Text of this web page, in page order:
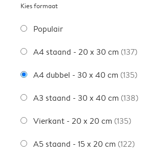
Kies formaat
Populair
A4 staand - 20 x 30 cm (137)
A4 dubbel - 30 x 40 cm (135)
A3 staand - 30 x 40 cm (138)
Vierkant - 20 x 20 cm (135)
A5 staand - 15 x 20 cm (122)